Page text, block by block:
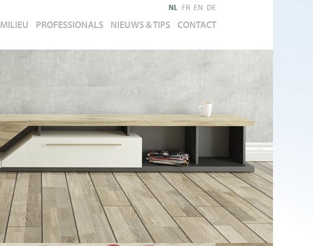
MILIEU PROFESSIONALS NIEUWS & TIPS CONTACT
NL FR EN DE